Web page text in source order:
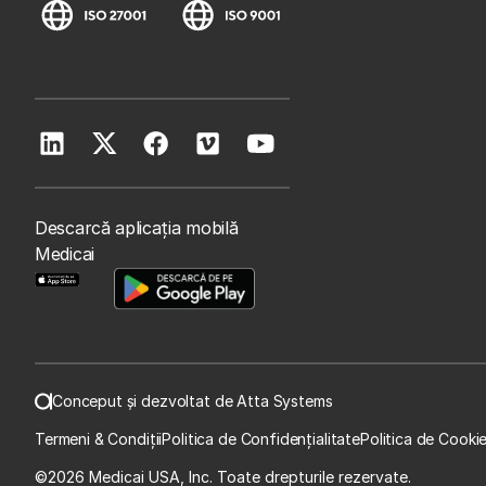
Descarcă aplicația mobilă
Medicai
Conceput și dezvoltat de Atta Systems
Termeni & CondițiiPolitica de ConfidențialitatePolitica de
©2026 Medicai USA, Inc. Toate drepturile rezervate.